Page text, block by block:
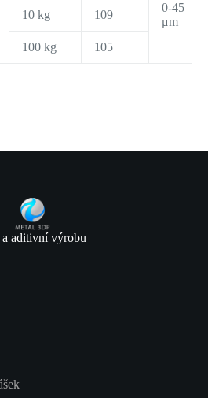
0-45
μm
10 kg 109
100 kg 105
aditivní výrobu